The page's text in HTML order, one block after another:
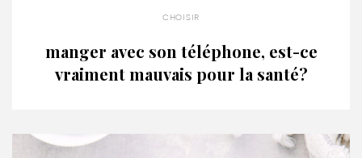
choisir
manger avec son téléphone, est-ce
vraiment mauvais pour la santé?